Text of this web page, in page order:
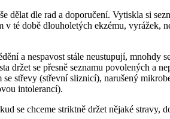
dělat dle rad a doporučení. Vytiskla si
v té době dlouholetých ekzému,
a nespavost stále neustupují,
držet se přesně seznamu povolených
střevy (střevní sliznicí), narušený
intolerancí).
se chceme striktně držet nějaké